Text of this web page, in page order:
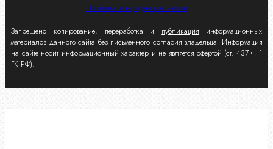
Политика конфиденциальности
Запрещено копирование, переработка и публикация информационных
материалов данного сайта без письменного согласия владельца. Информация
на сайте носит информационный характер и не является офертой (ст. 437 ч. 1
ГК РФ).